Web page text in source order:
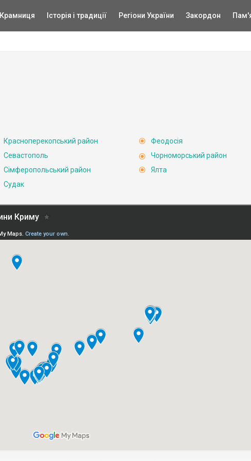
Крамниця Історія і традиції Регіони України Закордон
Красноперекопський район
Севастополь
Сімферопольський район
Судак
Феодосія
Чорноморський район
Ялта